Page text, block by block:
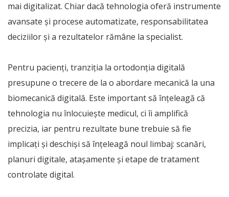
mai digitalizat. Chiar dacă tehnologia oferă instrumente
avansate și procese automatizate, responsabilitatea
deciziilor și a rezultatelor rămâne la specialist.
Pentru pacienți, tranziția la ortodonția digitală
presupune o trecere de la o abordare mecanică la una
biomecanică digitală. Este important să înțeleagă că
tehnologia nu înlocuiește medicul, ci îi amplifică
precizia, iar pentru rezultate bune trebuie să fie
implicați și deschiși să înțeleagă noul limbaj: scanări,
planuri digitale, atașamente și etape de tratament
controlate digital.